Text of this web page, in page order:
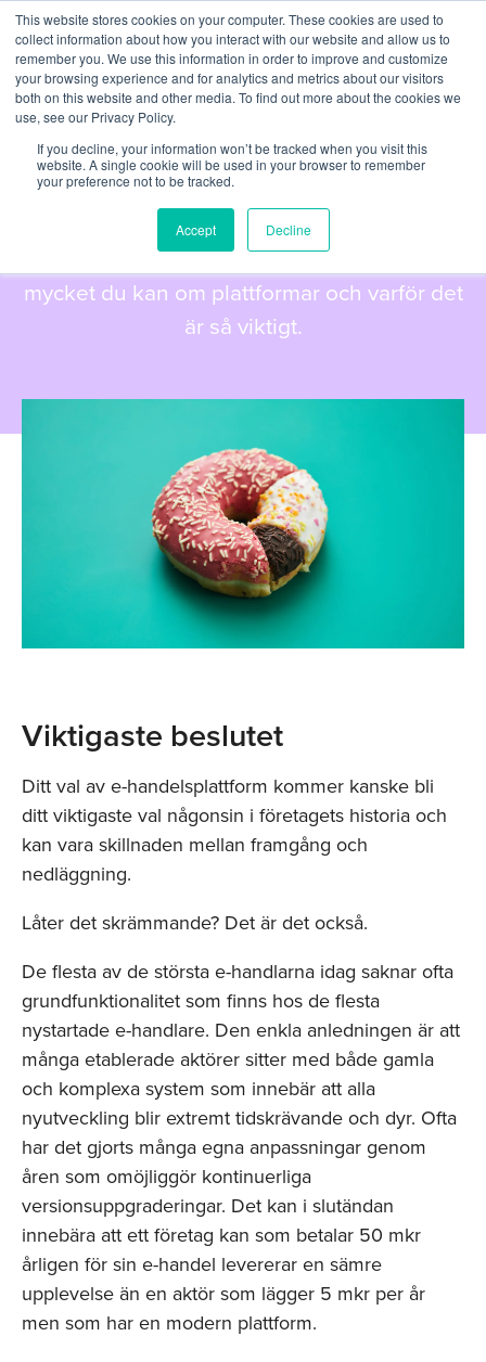
This website stores cookies on your computer. These cookies are used to
collect information about how you interact with our website and allow us to
remember you. We use this information in order to improve and customize
your browsing experience and for analytics and metrics about our visitors
both on this website and other media. To find out more about the cookies we
use, see our Privacy Policy.
If you decline, your information won’t be tracked when you visit this
website. A single cookie will be used in your browser to remember
your preference not to be tracked.
Accept Decline
ANALYS
Plattformsanalys
Innan du bestämmer dig, ta reda på så
mycket du kan om plattformar och varför det
är så viktigt.
Viktigaste beslutet
Ditt val av e-handelsplattform kommer kanske bli
ditt viktigaste val någonsin i företagets historia och
kan vara skillnaden mellan framgång och
nedläggning.
Låter det skrämmande? Det är det också.
De flesta av de största e-handlarna idag saknar ofta
grundfunktionalitet som finns hos de flesta
nystartade e-handlare. Den enkla anledningen är att
många etablerade aktörer sitter med både gamla
och komplexa system som innebär att alla
nyutveckling blir extremt tidskrävande och dyr. Ofta
har det gjorts många egna anpassningar genom
åren som omöjliggör kontinuerliga
versionsuppgraderingar. Det kan i slutändan
innebära att ett företag kan som betalar 50 mkr
årligen för sin e-handel levererar en sämre
upplevelse än en aktör som lägger 5 mkr per år
men som har en modern plattform.